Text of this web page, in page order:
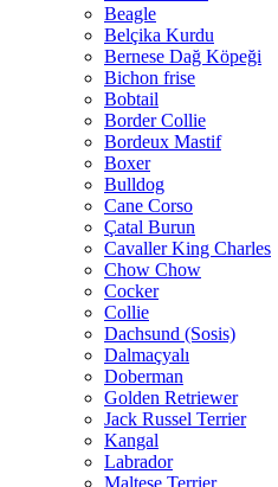
Beagle
Belçika Kurdu
Bernese Dağ Köpeği
Bichon frise
Bobtail
Border Collie
Bordeux Mastif
Boxer
Bulldog
Cane Corso
Çatal Burun
Cavaller King Charles
Chow Chow
Cocker
Collie
Dachsund (Sosis)
Dalmaçyalı
Doberman
Golden Retriewer
Jack Russel Terrier
Kangal
Labrador
Maltese Terrier